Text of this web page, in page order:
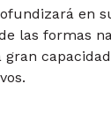
en
las formas
gran